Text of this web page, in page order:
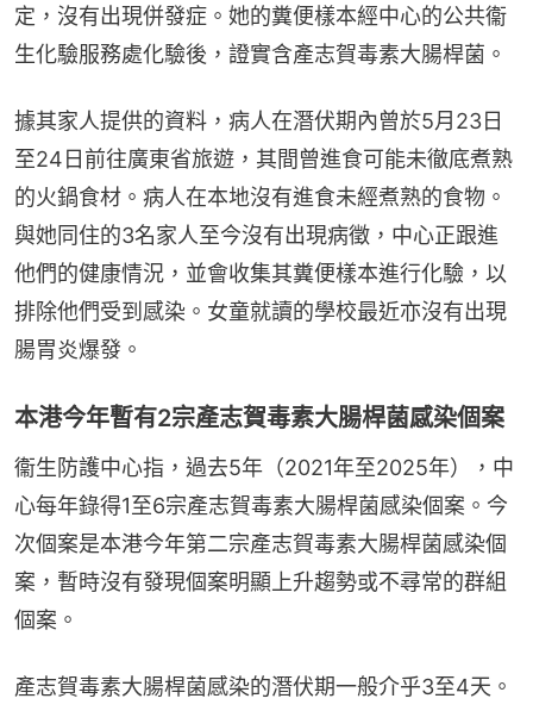
定，沒有出現併發症。她的糞便樣本經中心的公共衞
生化驗服務處化驗後，證實含產志賀毒素大腸桿菌。
據其家人提供的資料，病人在潛伏期內曾於5月23日
至24日前往廣東省旅遊，其間曾進食可能未徹底煮熟
的火鍋食材。病人在本地沒有進食未經煮熟的食物。
與她同住的3名家人至今沒有出現病徵，中心正跟進
他們的健康情況，並會收集其糞便樣本進行化驗，以
排除他們受到感染。女童就讀的學校最近亦沒有出現
腸胃炎爆發。
本港今年暫有2宗產志賀毒素大腸桿菌感染個案
衞生防護中心指，過去5年（2021年至2025年），中
心每年錄得1至6宗產志賀毒素大腸桿菌感染個案。今
次個案是本港今年第二宗產志賀毒素大腸桿菌感染個
案，暫時沒有發現個案明顯上升趨勢或不尋常的群組
個案。
產志賀毒素大腸桿菌感染的潛伏期一般介乎3至4天。